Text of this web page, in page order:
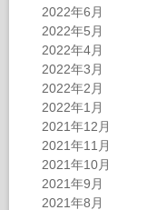
2022年6月
2022年5月
2022年4月
2022年3月
2022年2月
2022年1月
2021年12月
2021年11月
2021年10月
2021年9月
2021年8月